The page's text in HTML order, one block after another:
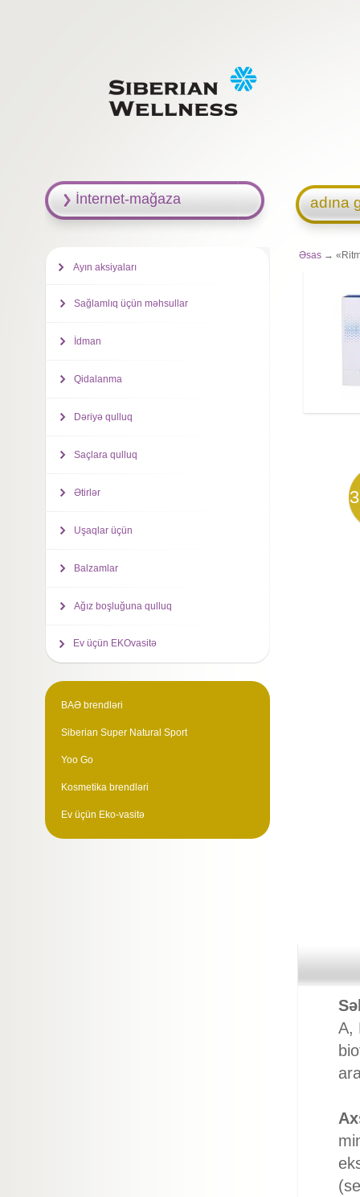
adına
Əsas →
А,
İnternet-mağaza
Ayın aksiyaları
Sağlamlıq üçün məhsullar
İdman
Qidalanma
Dəriyə qulluq
Saçlara qulluq
Ətirlər
Uşaqlar üçün
Balzamlar
Ağız boşluğuna qulluq
Ev üçün EKOvasitə
BAƏ brendləri
Siberian Super Natural Sport
Yoo Go
Kosmetika brendləri
Ev üçün Eko-vasitə